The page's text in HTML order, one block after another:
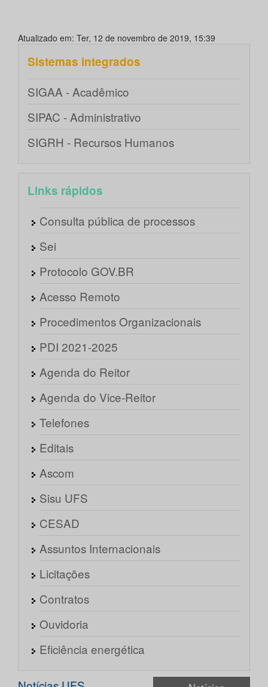
Atualizado em: Ter, 12 de novembro de 2019, 15:39
Sistemas integrados
SIGAA - Acadêmico
SIPAC - Administrativo
SIGRH - Recursos Humanos
Links rápidos
Consulta pública de processos
Sei
Protocolo GOV.BR
Acesso Remoto
Procedimentos Organizacionais
PDI 2021-2025
Agenda do Reitor
Agenda do Vice-Reitor
Telefones
Editais
Ascom
Sisu UFS
CESAD
Assuntos Internacionais
Licitações
Contratos
Ouvidoria
Eficiência energética